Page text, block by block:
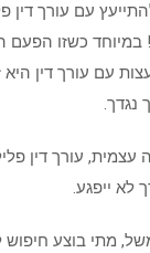
עם עורך דין
במיוחד כשזו
עם עורך דין היא
נגדך.
עורך דין
לא ייפגע.
מתי בוצע